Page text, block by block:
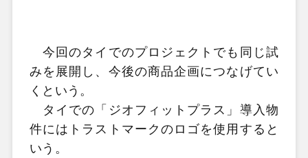
今回のタイでのプロジェクトでも同じ試
みを展開し、今後の商品企画につなげてい
くという。
タイでの「ジオフィットプラス」導入物
件にはトラストマークのロゴを使用すると
いう。